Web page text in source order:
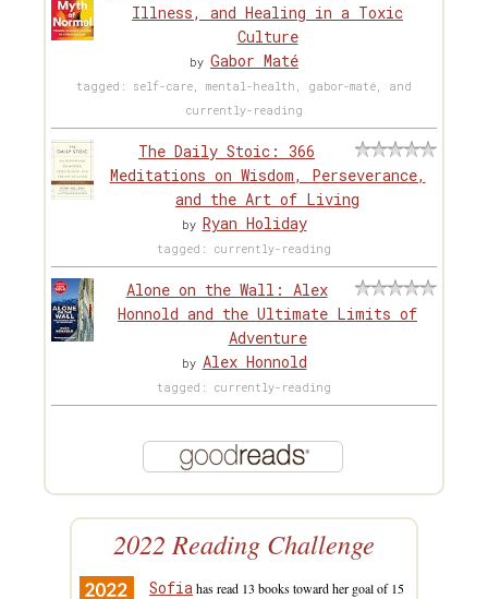
Illness, and Healing in a Toxic
Culture
by Gabor Maté
tagged: self-care, mental-health, gabor-maté, and
currently-reading
The Daily Stoic: 366
Meditations on Wisdom, Perseverance,
and the Art of Living
by Ryan Holiday
tagged: currently-reading
Alone on the Wall: Alex
Honnold and the Ultimate Limits of
Adventure
by Alex Honnold
tagged: currently-reading
2022 Reading Challenge
Sofia has read 13 books toward her goal of 15